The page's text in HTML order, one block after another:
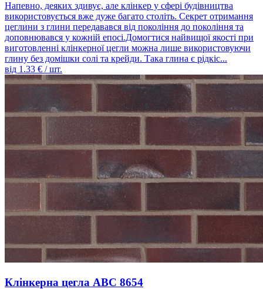
Напевно, деяких здивує, але клінкер у сфері будівництва
використовується вже дуже багато століть. Секрет отримання
цеглини з глини передавався від покоління до покоління та
доповнювався у кожній епосі.Домогтися найвищої якості при
виготовленні клінкерної цегли можна лише використовуючи
глину без домішки солі та крейди. Така глина є рідкіс...
від 1.33 € / шт.
Клінкерна цегла ABC 8654